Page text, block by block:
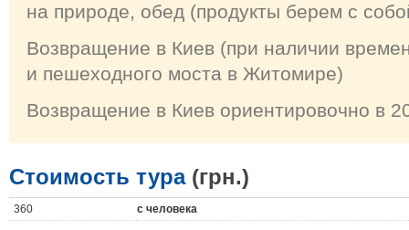
на природе, обед (продукты берем с
Возвращение в Киев (при наличии
и пешеходного моста в Житомире)
Возвращение в Киев ориентировочно в
Стоимость тура (грн.)
360 с человека